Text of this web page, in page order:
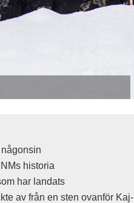
historia
har landats
av från en sten ovanför Kaj-